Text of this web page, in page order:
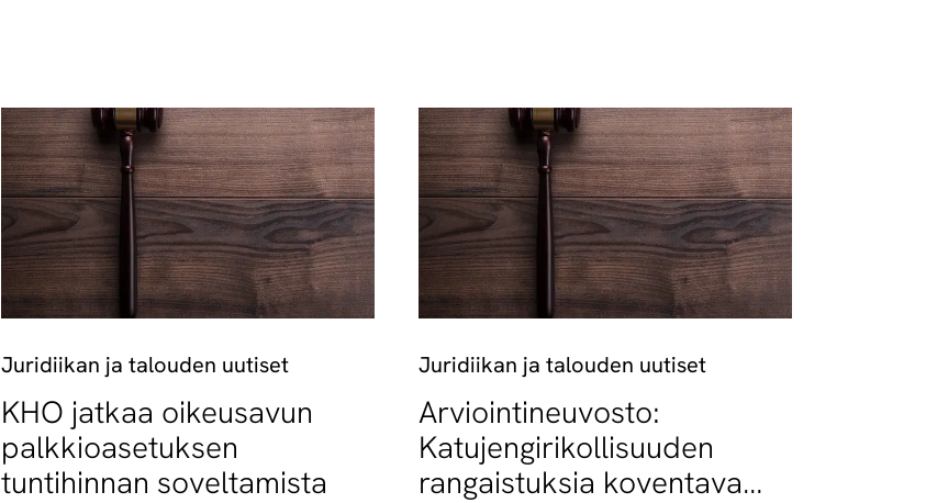
Juridiikan ja talouden uutiset
KHO jatkaa oikeusavun
palkkioasetuksen
tuntihinnan soveltamista
Juridiikan ja talouden uutiset
Arviointineuvosto:
Katujengirikollisuuden
rangaistuksia koventava